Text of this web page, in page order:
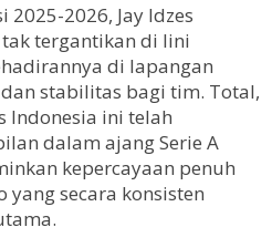
2026, Jay Idzes
tergantikan di lini
di lapangan
stabilitas bagi tim. Total,
Indonesia ini telah
dalam ajang Serie A
kepercayaan penuh
yang secara konsisten